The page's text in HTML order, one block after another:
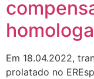
Em 18.04.2022,
prolatado no